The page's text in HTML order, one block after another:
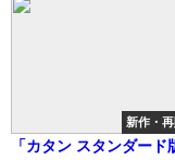
新作・
「カタン スタンダード